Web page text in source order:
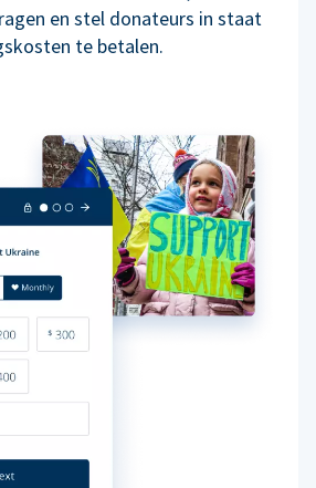
en stel donateurs in staat
te betalen.